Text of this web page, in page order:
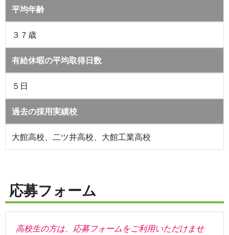
平均年齢
３７歳
有給休暇の平均取得日数
５日
過去の採用実績校
大館高校、二ツ井高校、大館工業高校
応募フォーム
高校生の方は、応募フォームをご利用いただけませ